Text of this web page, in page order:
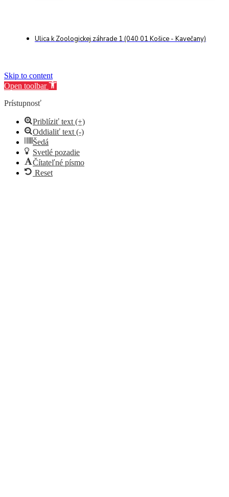
Ulica k Zoologickej záhrade 1 (040 01 Košice - Kavečany)
Skip to content
Open toolbar
Prístupnosť
Priblíziť text (+)
Oddialiť text (-)
Šedá
Svetlé pozadie
Čítateľné písmo
Reset